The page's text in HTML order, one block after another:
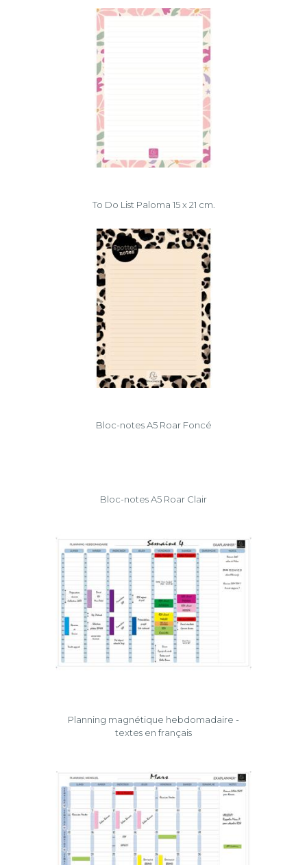
To Do List Paloma 15 x 21 cm.
Bloc-notes A5 Roar Foncé
Bloc-notes A5 Roar Clair
Planning magnétique hebdomadaire -
textes en français